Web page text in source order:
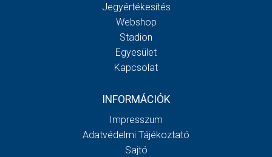
Jegyértékesítés
Webshop
Stadion
Egyesület
Kapcsolat
INFORMÁCIÓK
Impresszum
Adatvédelmi Tájékoztató
Sajtó